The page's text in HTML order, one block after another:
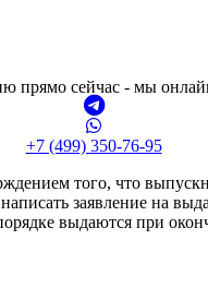
прямо сейчас - мы
+7 (499) 350-76-95
того, что
заявление на
выдаются при